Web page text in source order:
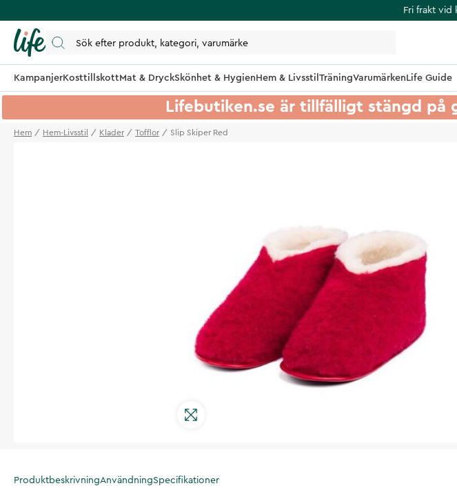
Fri frakt vid
KampanjerKosttillskottMat & DryckSkönhet & HygienHem & Livsstil TräningVarumärkenLife Guide
Lifebutiken.se är tillfälligt stängd på
Hem Hem-Livsstil Klader Tofflor Slip Skiper Red
ProduktbeskrivningAnvändningSpecifikationer